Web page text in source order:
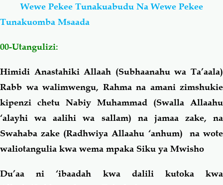
Salaf Wa Ummah
Fiqh-Ibaadah
Fataawa Za Ulamaa Kauli Za Salaf
Akhlaaq-Aadaab Raqaaiq
Familia-Jamii Maswali-Majibu
Chemsha Bongo Vitabu
Wewe Pekee Tunakuabudu Na Wewe Pekee
Tunakuomba Msaada
00-Utangulizi:
Himidi Anastahiki Allaah (Subhaanahu wa Ta’aala)
Rabb wa walimwengu, Rahma na amani zimshukie
kipenzi chetu Nabiy Muhammad (Swalla Allaahu
‘alayhi wa aalihi wa sallam) na jamaa zake, na
Swahaba zake (Radhwiya Allaahu ‘anhum) na wote
waliotangulia kwa wema mpaka Siku ya Mwisho
Du’aa ni ‘ibaadah kwa dalili kutoka kwa